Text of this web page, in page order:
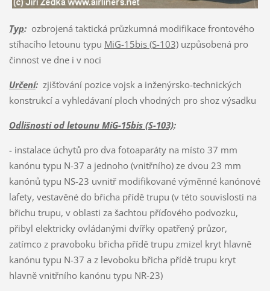
Typ:ozbrojená taktická průzkumná modifikace frontového
stíhacího letounu typu MiG-15bis (S-103)uzpůsobená pro
činnost ve dne i v noci
Určení:zjišťování pozice vojsk a inženýrsko-technických
konstrukcí a vyhledávaní ploch vhodných pro shoz výsadku
Odlišnosti od letounu MiG-15bis (S-103):
- instalace úchytů pro dva fotoaparáty na místo 37 mm
kanónu typu N-37 a jednoho (vnitřního) ze dvou 23 mm
kanónů typu NS-23 uvnitř modifikované výměnné kanónové
lafety, vestavěné do břicha přídě trupu (v této souvislosti na
břichu trupu, v oblasti za šachtou příďového podvozku,
přibyl elektricky ovládanými dvířky opatřený průzor,
zatímco z pravoboku břicha přídě trupu zmizel kryt hlavně
kanónu typu N-37 a z levoboku břicha přídě trupu kryt
hlavně vnitřního kanónu typu NR-23)